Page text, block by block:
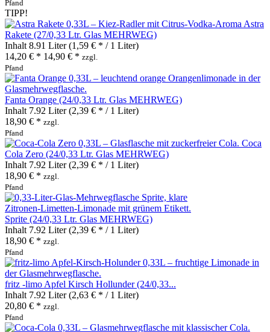
Pfand
TIPP!
Astra
Rakete (27/0,33 Ltr. Glas MEHRWEG)
Inhalt 8.91 Liter(1,59 € * / 1 Liter)
14,20 € * 14,90 € * zzgl.
Pfand
Fanta Orange (24/0,33 Ltr. Glas MEHRWEG)
Inhalt 7.92 Liter(2,39 € * / 1 Liter)
18,90 € * zzgl.
Pfand
Coca
Cola Zero (24/0,33 Ltr. Glas MEHRWEG)
Inhalt 7.92 Liter(2,39 € * / 1 Liter)
18,90 € * zzgl.
Pfand
Sprite (24/0,33 Ltr. Glas MEHRWEG)
Inhalt 7.92 Liter(2,39 € * / 1 Liter)
18,90 € * zzgl.
Pfand
fritz -limo Apfel Kirsch Hollunder (24/0,33...
Inhalt 7.92 Liter(2,63 € * / 1 Liter)
20,80 € * zzgl.
Pfand